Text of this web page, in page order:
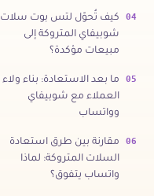
04
كيف تُحوّل لتس بوت سلات
شوبيفاي المتروكة إلى
مبيعات مؤكدة؟
05
ما بعد الاستعادة: بناء ولاء
العملاء مع شوبيفاي
وواتساب
06
مقارنة بين طرق استعادة
السلات المتروكة: لماذا
واتساب يتفوق؟